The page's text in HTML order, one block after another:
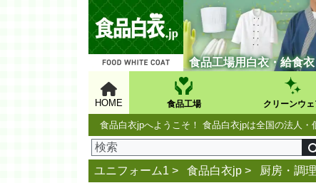
食品工場用白衣・給食
HOME 食品工場 クリーンウェ
食品白衣jpへようこそ！ 食品白衣jpは全国の法人
ユニフォーム1 > 食品白衣jp > 厨房・調